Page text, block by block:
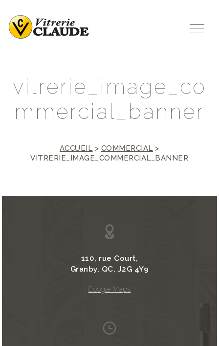
vitrerie i mage co
mmercial banner
ACCUEIL > COMMERCIAL >
VITRERIE_IMAGE_COMMERCIAL_BANNER
110, rue Court,
Granby, QC, J2G 4Y9
Google Maps